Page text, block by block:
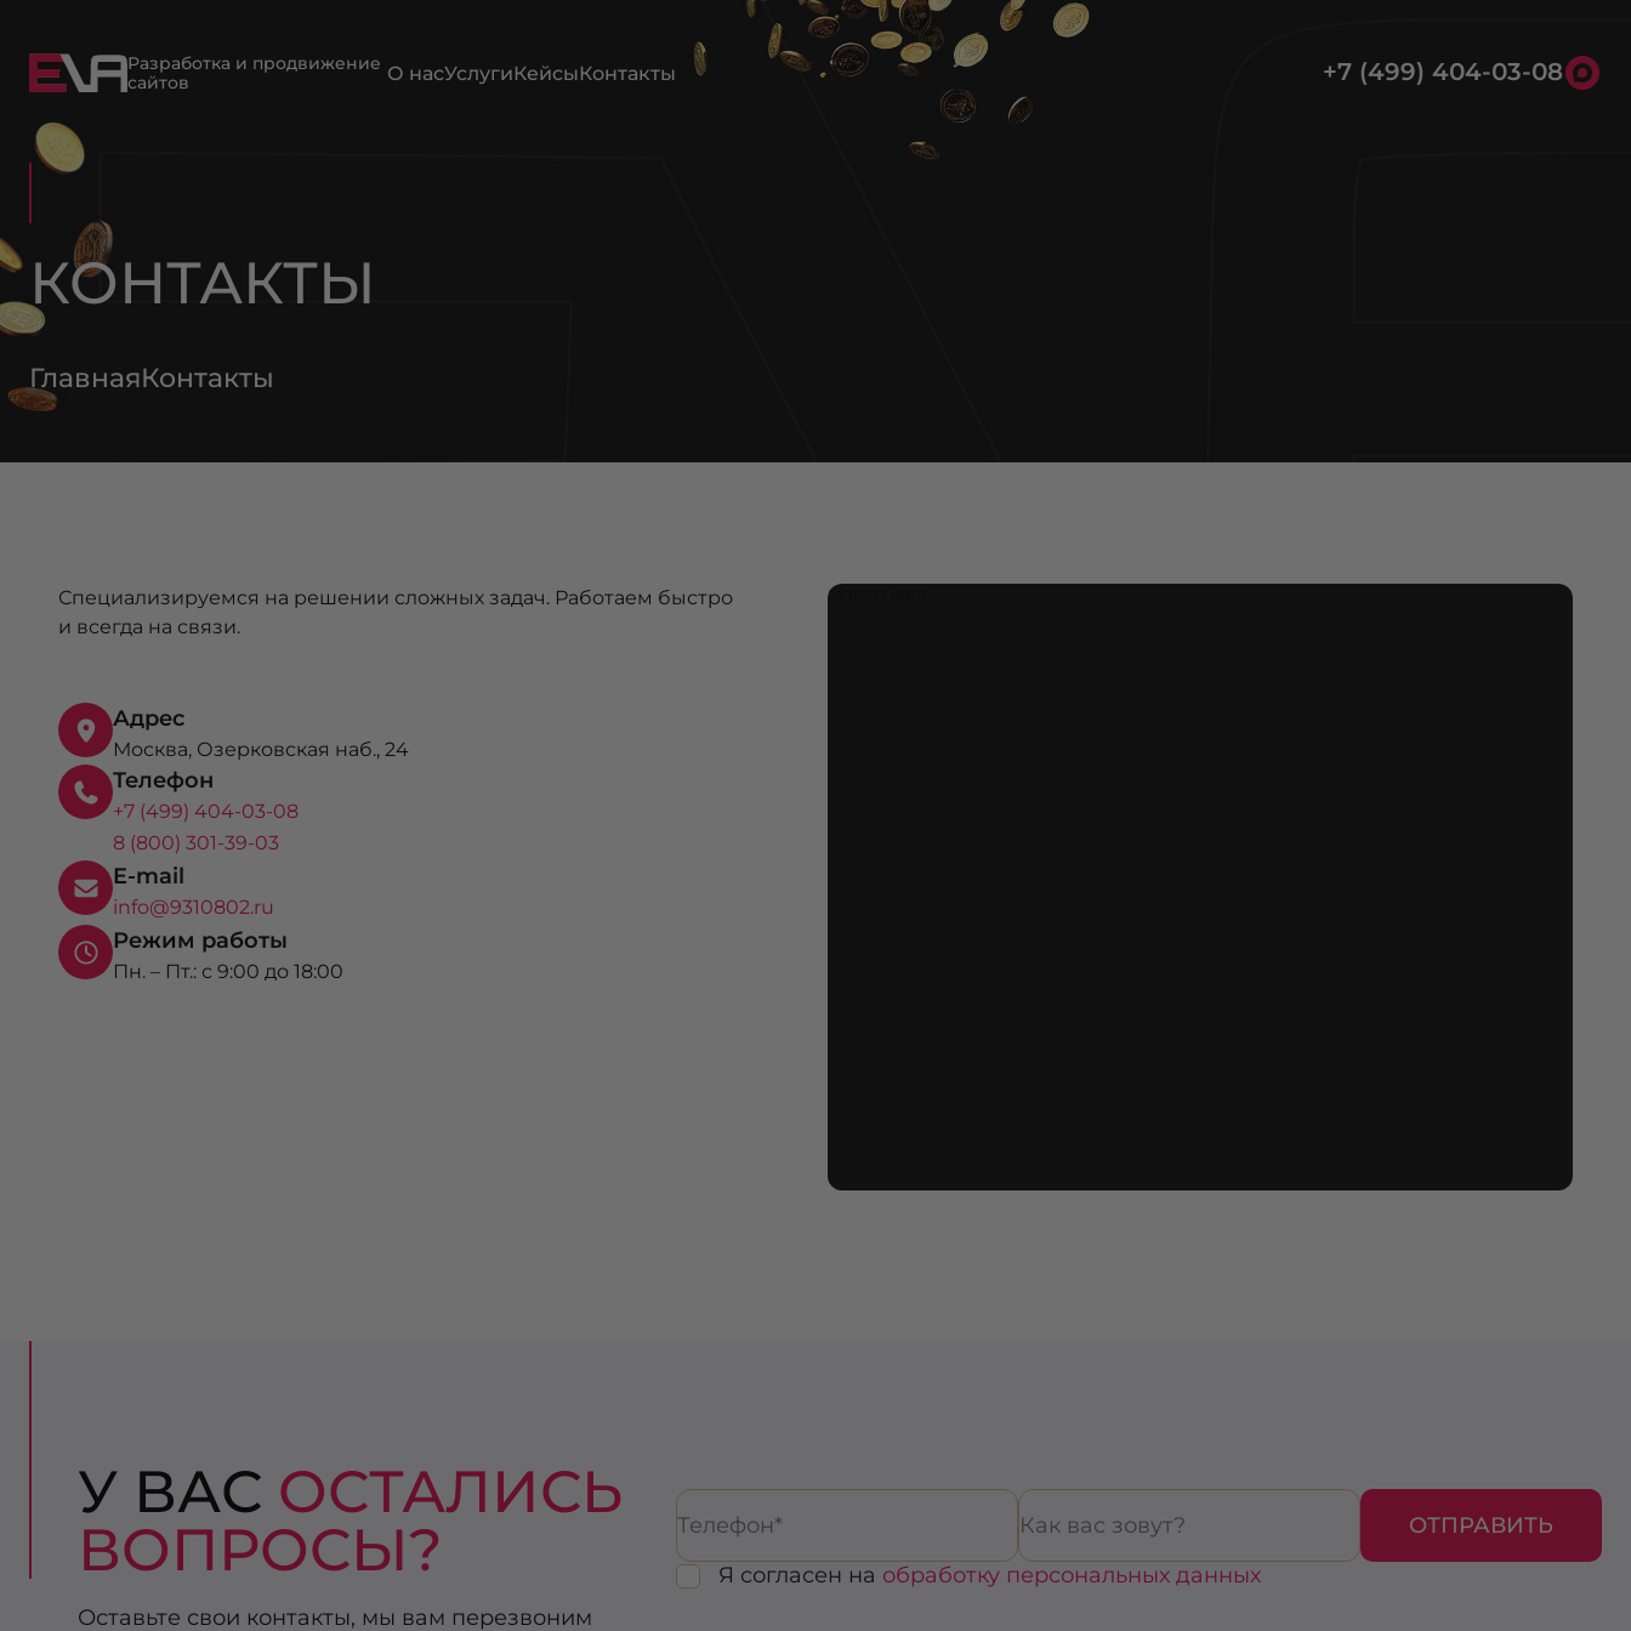
Разработка и продвижение
сайтов
О насУслугиКейсыКонтакты
+7 (499) 404-03-08
КОНТАКТЫ
ГлавнаяКонтакты
Специализируемся на решении сложных задач. Работаем быстро
и всегда на связи.
Адрес
Москва, Озерковская наб., 24
Телефон
+7 (499) 404-03-08
8 (800) 301-39-03
E-mail
info@9310802.ru
Режим работы
Пн. – Пт.: с 9:00 до 18:00
загрузка карты...
У ВАС ОСТАЛИСЬ
ВОПРОСЫ?
Оставьте свои контакты, мы вам перезвоним
ОТПРАВИТЬ
Я согласен на обработку персональных данных